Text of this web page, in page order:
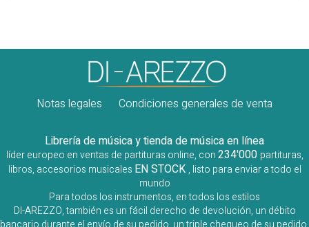
Notas legales Condiciones generales de venta
Librería de música y tienda de música en línea
líder europeo en ventas de partituras online, con234'000 partituras,
libros, accesorios musicales EN STOCK , listo para enviar a todo el
mundo
Para todos los instrumentos, en todos los estilos
DI-AREZZO, también es un fácil derecho de devolución, un débito